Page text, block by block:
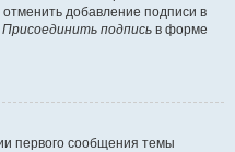
добавление подписи в
Присоединить подпись в форме
первого сообщения темы